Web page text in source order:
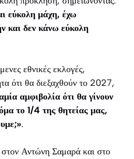
εύκολη μάχη, έχω
και δεν κάνω εύκολη
εθνικές εκλογές,
ότι θα διεξαχθούν το 2027,
αμφιβολία ότι θα γίνουν
το 1/4 της θητείας μας,
.
Αντώνη Σαμαρά και στο